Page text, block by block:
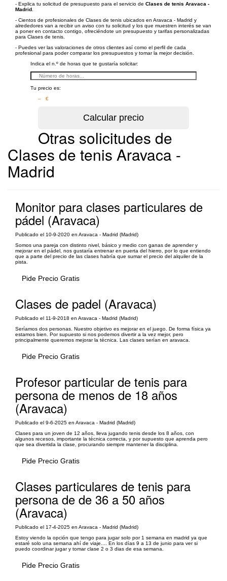
- Explica tu solicitud de presupuesto para el servicio de Clases de tenis Aravaca -
Madrid
- Cientos de profesionales de Clases de tenis ubicados en Aravaca - Madrid y
alrededores van a recibir un aviso con tu solicitud y los que muestren interés se van
a poner en contacto contigo, ofreciéndote un presupuesto y tarifas personalizadas
para Clases de tenis.
- Puedes ver las valoraciones de otros clientes así como el perfil de cada
profesional para poder comparar los presupuestos y tomar la mejor decisión.
Indica el n.º de horas que te gustaría solicitar:
Tu precio es:
– €
Otras solicitudes de
Clases de tenis Aravaca -
Madrid
Monitor para clases particulares de
pádel (Aravaca)
Publicado el 10-9-2020 en Aravaca - Madrid (Madrid)
Somos una pareja con distinto nivel, básico y medio con ganas de aprender y
mejorar en el pádel, nos gustaría entrenar en puerta del hierro, por lo que entiendo
que a parte del precio de las clases habría que sumar el precio del alquiler de la
pista.
Pide Precio Gratis
Clases de padel (Aravaca)
Publicado el 11-9-2018 en Aravaca - Madrid (Madrid)
Seríamos dos personas. Nuestro objetivo es mejorar en el juego. De forma física ya
estamos bien. Por supuesto si nos podemos divertir a la vez mejor, pero
principalmente queremos mejorar la técnica. Las clases serían en aravaca.
Pide Precio Gratis
Profesor particular de tenis para
persona de menos de 18 años
(Aravaca)
Publicado el 9-6-2025 en Aravaca - Madrid (Madrid)
Clases para un joven de 12 años, lleva jugando tenis desde los 8 años, con
algunos recesos, importante la técnica correcta, y por supuesto que aprenda pero
que sea divertida la clase, procurando siempre mantener la disciplina.
Pide Precio Gratis
Clases particulares de tenis para
persona de de 36 a 50 años
(Aravaca)
Publicado el 17-4-2025 en Aravaca - Madrid (Madrid)
Estoy viendo la opción que tengo para jugar solo por 1 semana en madrid ya que
estaré solo una semana ahí de viaje.... En los días 9 a 13 de junio para ver si
puedo coordinar jugar y tomar clase 2 o 3 dias de esa semana.
Pide Precio Gratis